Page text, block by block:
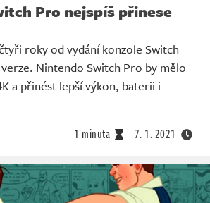
Pro nejspíš přinese
roky od vydání konzole Switch
Nintendo Switch Pro by mělo
a přinést lepší výkon, baterii i
1 minuta 7. 1. 2021